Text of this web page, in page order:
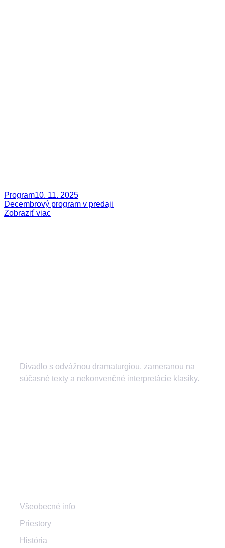
Program10. 11. 2025
Decembrový program v predaji
Zobraziť viac
Divadlo s odvážnou dramaturgiou, zameranou na
súčasné texty a nekonvenčné interpretácie klasiky.
Všeobecné info
Priestory
História